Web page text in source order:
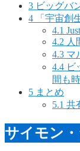
3 ビッグバ
4 「宇宙創
4.1
4.2 人
4.3 マ
4.4 ビ
間も
5 まとめ
5.1 共
サイモン